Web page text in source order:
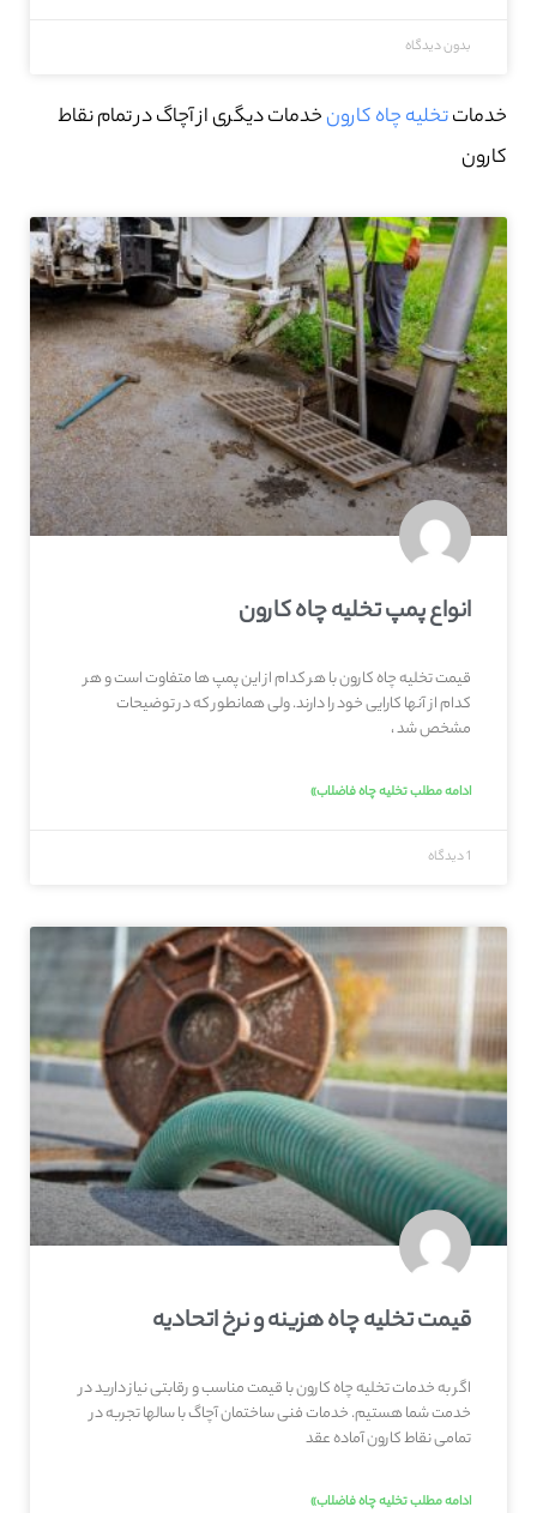
بدون دیدگاه
خدماتتخلیه چاه کارونخدمات دیگری از آچاگ در تمام نقاط
کارون
انواع پمپ تخلیه چاه کارون
قیمت تخلیه چاه کارون با هر کدام از این پمپ ها متفاوت است و هر
کدام از آنها کارایی خود را دارند. ولی همانطور که در توضیحات
مشخص شد ،
ادامه مطلب تخلیه چاه فاضلاب»
1 دیدگاه
قیمت تخلیه چاه هزینه و نرخ اتحادیه
اگر به خدمات تخلیه چاه کارون با قیمت مناسب و رقابتی نیاز دارید در
خدمت شما هستیم. خدمات فنی ساختمان آچاگ با سالها تجربه در
تمامی نقاط کارون آماده عقد
ادامه مطلب تخلیه چاه فاضلاب»